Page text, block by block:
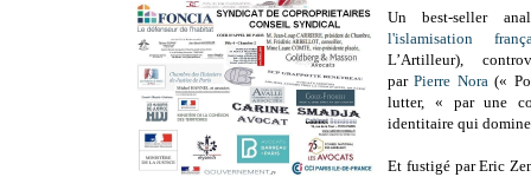
Un best-seller
l'islamisation
L’Artilleur),
parPierre Nora(«
lutter, « par une
identitaire qui
Et fustigé par Eric